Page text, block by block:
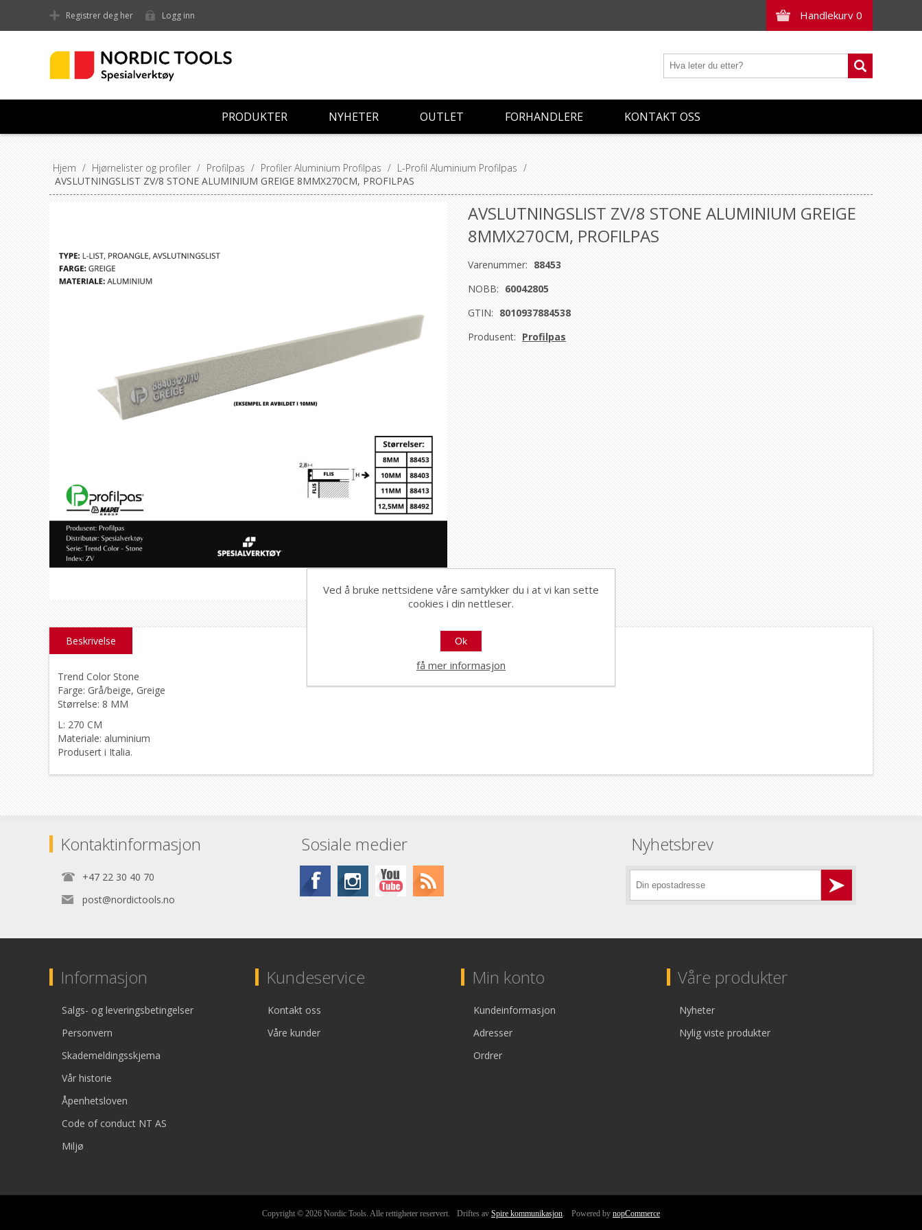
Handlekurv 0
Registrer deg her Logg inn
PRODUKTER NYHETER OUTLET FORHANDLERE KONTAKT OSS
Hjem / Hjørnelister og profiler / Profilpas / Profiler Aluminium Profilpas / L-Profil Aluminium Profilpas /
AVSLUTNINGSLIST ZV/8 STONE ALUMINIUM GREIGE 8MMX270CM, PROFILPAS
AVSLUTNINGSLIST ZV/8 STONE ALUMINIUM GREIGE
8MMX270CM, PROFILPAS
Varenummer: 88453
NOBB: 60042805
GTIN: 8010937884538
Produsent: Profilpas
Beskrivelse
Trend Color Stone
Farge: Grå/beige, Greige
Størrelse: 8 MM
L: 270 CM
Materiale: aluminium
Produsert i Italia.
Kontaktinformasjon
+47 22 30 40 70
post@nordictools.no
Sosiale medier Nyhetsbrev
Informasjon
Salgs- og leveringsbetingelser
Personvern
Skademeldingsskjema
Vår historie
Åpenhetsloven
Code of conduct NT AS
Miljø
Kundeservice
Kontakt oss
Våre kunder
Min konto
Kundeinformasjon
Adresser
Ordrer
Våre produkter
Nyheter
Nylig viste produkter
Copyright © 2026 Nordic Tools. Alle rettigheter reservert. Driftes av Spire kommunikasjon. Powered by nopCommerce
Ved å bruke nettsidene våre samtykker du i at vi kan sette
cookies i din nettleser.
Ok
få mer informasjon